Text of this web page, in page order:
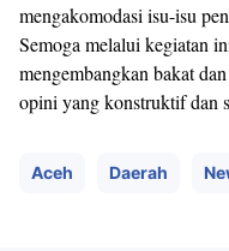
mengakomodasi isu-isu
Semoga melalui kegiatan
mengembangkan bakat
opini yang konstruktif dan
Aceh Daerah